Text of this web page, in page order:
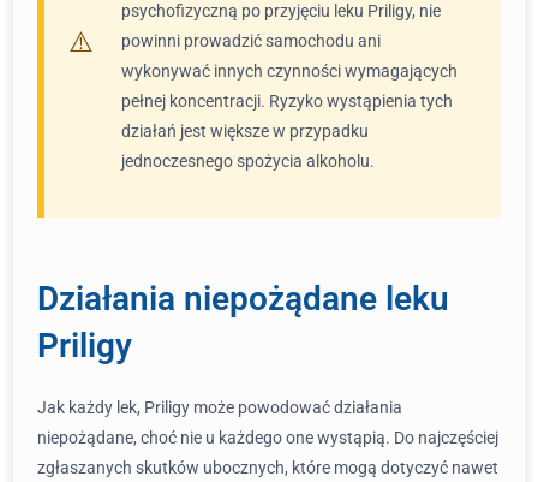
psychofizyczną po przyjęciu leku Priligy, nie
powinni prowadzić samochodu ani
wykonywać innych czynności wymagających
pełnej koncentracji. Ryzyko wystąpienia tych
działań jest większe w przypadku
jednoczesnego spożycia alkoholu.
Działania niepożądane leku
Priligy
Jak każdy lek, Priligy może powodować działania
niepożądane, choć nie u każdego one wystąpią. Do najczęściej
zgłaszanych skutków ubocznych, które mogą dotyczyć nawet